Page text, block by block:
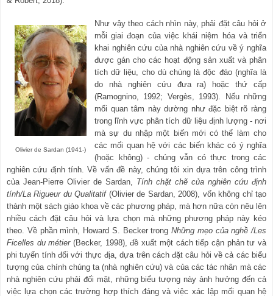
Olivier de Sardan (1941-)
Như vậy theo cách nhìn này, phải đặt câu hỏi ở
mỗi giai đoạn của việc khái niệm hóa và triển
khai nghiên cứu của nhà nghiên cứu về ý nghĩa
được gán cho các hoạt động sản xuất và phân
tích dữ liệu, cho dù chúng là độc đáo (nghĩa là
do nhà nghiên cứu đưa ra) hoặc thứ cấp
(Ramognino, 1992; Vergès, 1993). Nếu những
mối quan tâm này dường như đặc biệt rõ ràng
trong lĩnh vực phân tích dữ liệu định lượng - nơi
mà sự du nhập một biến mới có thể làm cho
các mối quan hệ với các biến khác có ý nghĩa
(hoặc không) - chúng vẫn có thực trong các
nghiên cứu định tính. Về vấn đề này, chúng tôi xin dựa trên công trình
của Jean-Pierre Olivier de Sardan, Tính chặt chẽ của nghiên cứu định
tính/La Rigueur du Qualitatif(Olivier de Sardan, 2008), vốn không chỉ tạo
thành một sách giáo khoa về các phương pháp, mà hơn nữa còn nêu lên
nhiều cách đặt câu hỏi và lựa chọn mà những phương pháp này kéo
theo. Về phần mình, Howard S. Becker trong Những mẹo của nghề /Les
Ficelles du métier(Becker, 1998), đề xuất một cách tiếp cận phản tư và
phi tuyến tính đối với thực địa, dựa trên cách đặt câu hỏi về cả các biểu
tượng của chính chúng ta (nhà nghiên cứu) và của các tác nhân mà các
nhà nghiên cứu phải đối mặt, những biểu tượng này ảnh hưởng đến cả
việc lựa chọn các trường hợp thích đáng và việc xác lập mối quan hệ